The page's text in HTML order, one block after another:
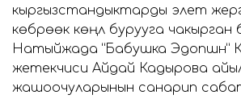
кыргызстандыктарды элет
көбүрөөк көңүл бурууга чакырган
Натыйжада “Бабушка Эдопшн”
жетекчиси Айдай Кадырова
жашоочуларынын санарип